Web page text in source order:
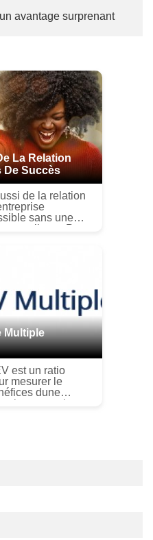
avantage surprenant
La Relation
De Succès
de la relation
sans une
Multiple
est un ratio
mesurer le
dune